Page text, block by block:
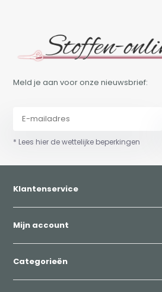
Meld je aan voor onze nieuwsbrief:
* Lees hier de wettelijke beperkingen
Klantenservice
Mijn account
Categorieën